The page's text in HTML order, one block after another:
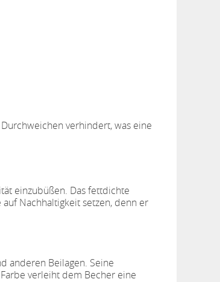
verhindert, was eine
einzubüßen. Das fettdichte
Nachhaltigkeit setzen, denn er
anderen Beilagen. Seine
verleiht dem Becher eine